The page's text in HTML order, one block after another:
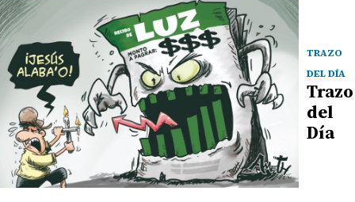
TRAZO
DEL DÍA
Trazo
del
Día